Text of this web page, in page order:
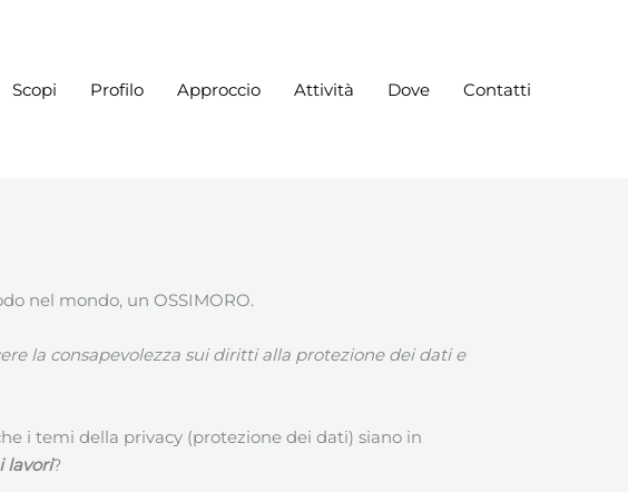
Scopi Profilo Approccio Attività Dove Contatti
nel mondo, un OSSIMORO.
la consapevolezza sui diritti alla protezione dei dati e
i temi della privacy (protezione dei dati) siano in
lavori?